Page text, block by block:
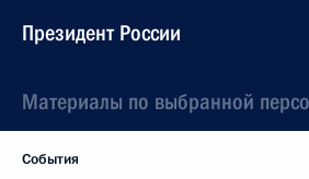
Президент России
Материалы по выбранной
События